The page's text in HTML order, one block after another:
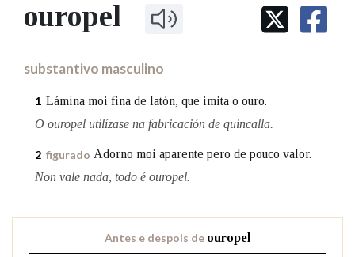
IDENTIDADE CORPORATIVA
MARCIAL DEL ADALID
FIGURAS HOMENAXEADAS
PRIMAVERA DAS LETRAS
PORTAL DAS PALABRAS
Facebook
TwitterYoutubeInstagram
Bluesky
BUSCAR NOS LEMAS
Contén
BUSCAR NO CONTIDO
ouropel
substantivo masculino
1 Lámina moi fina de latón, que imita o ouro.
O ouropel utilízase na fabricación de quincalla.
2 figurado Adorno moi aparente pero de pouco valor.
Non vale nada, todo é ouropel.
Antes e despois de ouropel